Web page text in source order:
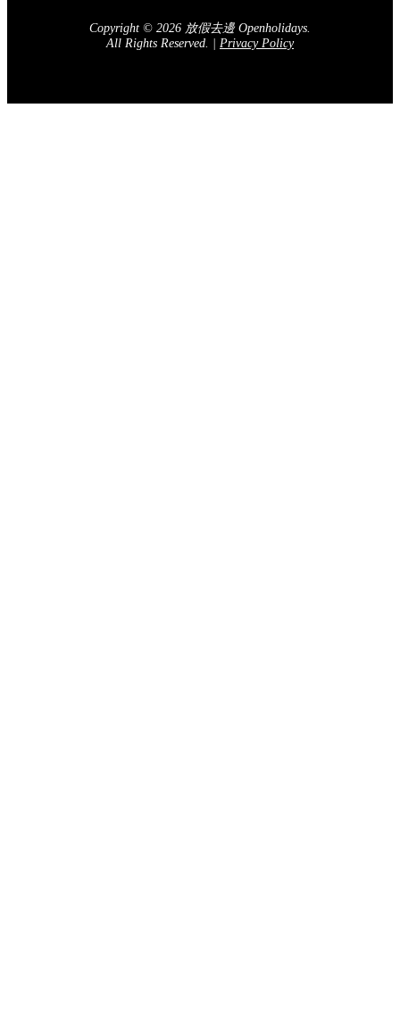
Copyright © 2026 放假去邊 Openholidays.
All Rights Reserved.
Privacy Policy